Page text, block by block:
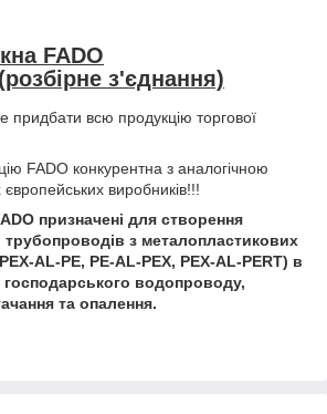
FADO
з'єднання)
придбати всю продукцію торгової
FADO конкурентна з аналогічною
виробників!!!
призначені для створення
з металопластикових
AL-PE, PE-AL-PEX, PEX-AL-PERT) в
господарського водопроводу,
та опалення.